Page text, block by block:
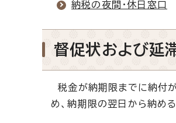
納税の夜間・休日窓口
督促状および延
税金が納期限までに納付
め、納期限の翌日から納め